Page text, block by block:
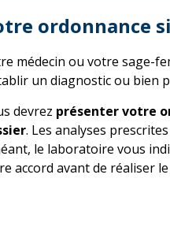
ordonnance
médecin ou votre sage-
un diagnostic ou bien
devrez présenter votre
. Les analyses
le laboratoire vous
accord avant de réaliser